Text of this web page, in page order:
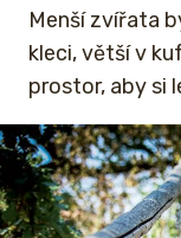
Menší zvířata
kleci, větší v
prostor, aby si